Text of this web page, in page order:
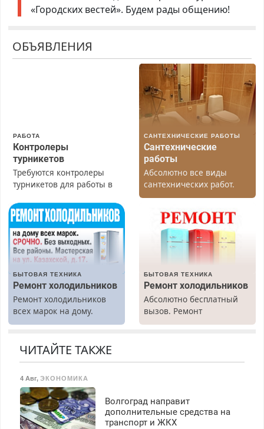
«Городских вестей». Будем рады общению!
ОБЪЯВЛЕНИЯ
РАБОТА
Контролеры
турникетов
Требуются контролеры
турникетов для работы в
(мужчины, женщины).
Прием по ТК РФ. График
работы любой.
Бесплатное проживание.
З/п – до 96000 рублей до
Ежемесячно
выплачивается денежная
премия. Возможно
бесплатное обучение,
получение документов,
транспортной
безопасности с з/п до
САНТЕХНИЧЕСКИЕ РАБОТЫ
Сантехнические
работы
Абсолютно все виды
сантехнических работ.
Быстро. Качественно.
БЫТОВАЯ ТЕХНИКА
Ремонт холодильников
Ремонт холодильников
всех марок на дому.
БЫТОВАЯ ТЕХНИКА
Ремонт холодильников
Абсолютно бесплатный
вызов. Ремонт
холодильников всех
ЧИТАЙТЕ ТАКЖЕ
4 Авг, ЭКОНОМИКА
Волгоград направит
дополнительные средства на
транспорт и ЖКХ